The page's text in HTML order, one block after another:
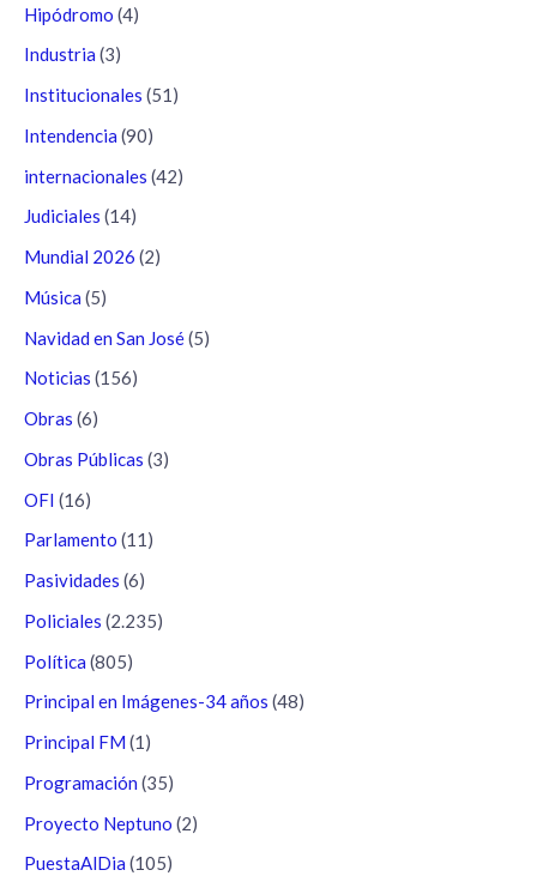
Hipódromo (4)
Industria (3)
Institucionales (51)
Intendencia (90)
internacionales (42)
Judiciales (14)
Mundial 2026 (2)
Música (5)
Navidad en San José(5)
Noticias (156)
Obras (6)
Obras Públicas (3)
OFI (16)
Parlamento (11)
Pasividades (6)
Policiales (2.235)
Política (805)
Principal en Imágenes-34 años (48)
Principal FM (1)
Programación (35)
Proyecto Neptuno (2)
PuestaAlDia (105)